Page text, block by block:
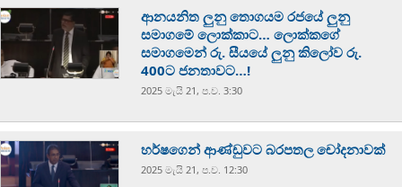
ආනයනිත ලුනු තොගයම රජයේ ලුනු
සමාගමේ ලොක්කාට… ලොක්කගේ
සමාගමෙන් රු. සීයයේ ලුනු කිලෝව රු.
400ට ජනතාවට…!
2025 මැයි 21, ප.ව. 3:30
හර්ෂගෙන් ආණ්ඩුවට බරපතල චෝදනාවක්
2025 මැයි 21, ප.ව. 12:30